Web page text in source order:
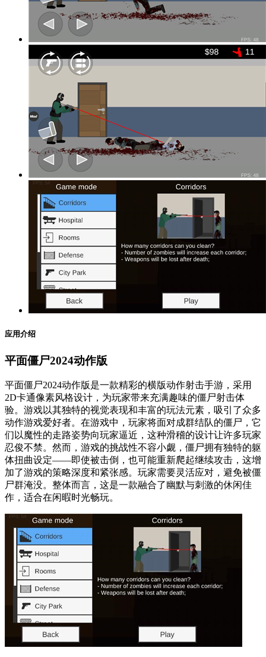
应用介绍
平面僵尸2024动作版
平面僵尸2024动作版是一款精彩的横版动作射击手游，采用
2D卡通像素风格设计，为玩家带来充满趣味的僵尸射击体
验。游戏以其独特的视觉表现和丰富的玩法元素，吸引了众多
动作游戏爱好者。在游戏中，玩家将面对成群结队的僵尸，它
们以魔性的走路姿势向玩家逼近，这种滑稽的设计让许多玩家
忍俊不禁。然而，游戏的挑战性不容小觑，僵尸拥有独特的躯
体扭曲设定——即使被击倒，也可能重新爬起继续攻击，这增
加了游戏的策略深度和紧张感。玩家需要灵活应对，避免被僵
尸群淹没。整体而言，这是一款融合了幽默与刺激的休闲佳
作，适合在闲暇时光畅玩。